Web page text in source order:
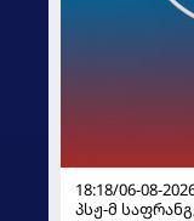
18:18/06-08-
პსჟ-მ